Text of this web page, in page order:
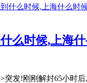
什么时候,上海
突发!刚刚解封65小时